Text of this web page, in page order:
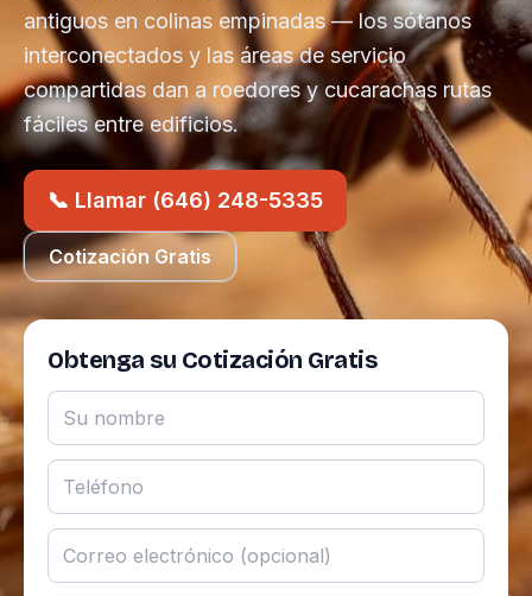
antiguos en colinas empinadas — los sótanos
interconectados y las áreas de servicio
compartidas dan a roedores y cucarachas rutas
fáciles entre edificios.
📞 Llamar (646) 248-5335
Cotización Gratis
Obtenga su Cotización Gratis